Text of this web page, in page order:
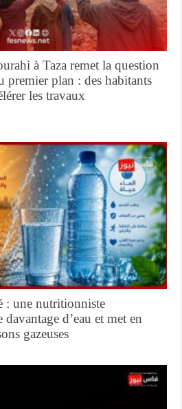
à Taza remet la question
premier plan : des habitants
les travaux
: une nutritionniste
d’eau et met en
gazeuses